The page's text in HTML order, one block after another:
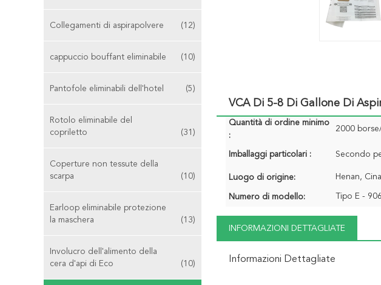
Collegamenti di aspirapolvere (12)
cappuccio bouffant eliminabile (10)
Pantofole eliminabili dell'hotel (5)
Rotolo eliminabile del
copriletto
(31)
Coperture non tessute della
scarpa
(10)
Earloop eliminabile protezione
la maschera
(13)
Involucro dell'alimento della
cera d'api di Eco
(10)
VCA Di 5-8 Di Gallone Di
Quantità di ordine minimo
:
2000
Imballaggi particolari : Secondo
Luogo di origine: Henan, Cina
Numero di modello:
INFORMAZIONI DETTAGLIATE
Informazioni Dettagliate